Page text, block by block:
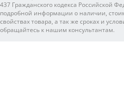
437 Гражданского кодекса Российской
подробной информации о наличии,
свойствах товара, а так же сроках и
обращайтесь к нашим консультантам.